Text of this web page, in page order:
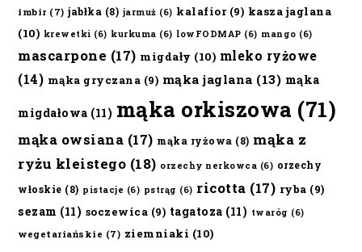
imbir (7) jabłka (8) jarmuż (6) kalafior(9) kasza jaglana
(10) krewetki (6) kurkuma (6) lowFODMAP (6) mango (6)
mascarpone (17) migdały (10) mleko ryżowe
(14) mąka gryczana (9) mąka jaglana (13) mąka
migdałowa (11) mąka orkiszowa (71)
mąka owsiana (17) mąka ryżowa (8) mąka z
ryżu kleistego (18) orzechy nerkowca (6) orzechy
włoskie (8) pistacje (6) pstrąg (6) ricotta (17) ryba (9)
sezam (11) soczewica (9) tagatoza (11) twaróg (6)
wegetariańskie (7) ziemniaki (10)